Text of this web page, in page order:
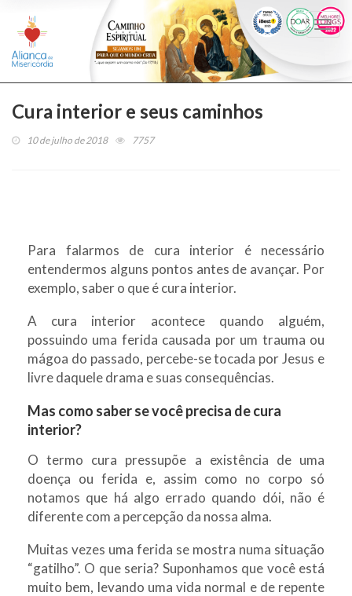
Cura interior e seus caminhos
10 de julho de 2018 7757
Para falarmos de cura interior é necessário
entendermos alguns pontos antes de avançar. Por
exemplo, saber o que é cura interior.
A cura interior acontece quando alguém,
possuindo uma ferida causada por um trauma ou
mágoa do passado, percebe-se tocada por Jesus e
livre daquele drama e suas consequências.
Mas como saber se você precisa de cura
interior?
O termo cura pressupõe a existência de uma
doença ou ferida e, assim como no corpo só
notamos que há algo errado quando dói, não é
diferente com a percepção da nossa alma.
Muitas vezes uma ferida se mostra numa situação
“gatilho”. O que seria? Suponhamos que você está
muito bem, levando uma vida normal e de repente